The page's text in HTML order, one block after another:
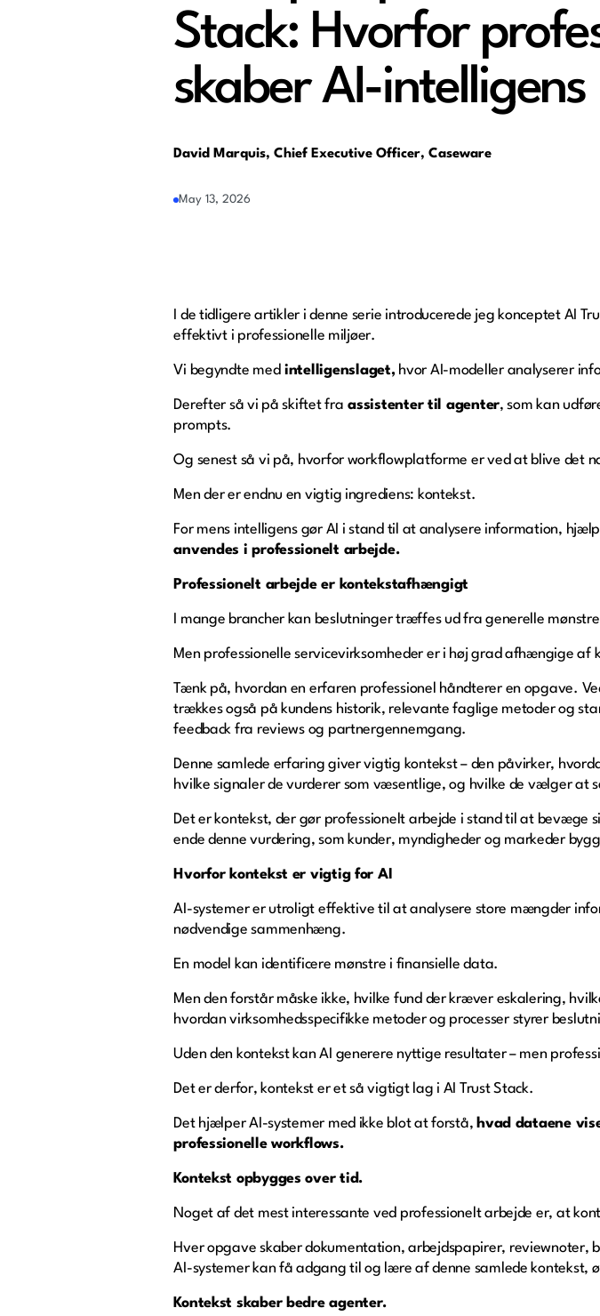
Stack: Hvorfor
skaber AI-intelligens
David Marquis, Chief Executive Officer, Caseware
May 13, 2026
I de tidligere artikler i denne serie introducerede jeg konceptet AI
effektivt i professionelle miljøer.
Vi begyndte med intelligenslaget, hvor AI-modeller analyserer
Derefter så vi på skiftet fra assistenter til agenter, som kan
prompts.
Og senest så vi på, hvorfor workflowplatforme er ved at blive det
Men der er endnu en vigtig ingrediens: kontekst.
For mens intelligens gør AI i stand til at analysere information,
anvendes i professionelt arbejde.
Professionelt arbejde er kontekstafhængigt
I mange brancher kan beslutninger træffes ud fra generelle
Men professionelle servicevirksomheder er i høj grad afhængige af
Tænk på, hvordan en erfaren professionel håndterer en opgave.
trækkes også på kundens historik, relevante faglige metoder og
feedback fra reviews og partnergennemgang.
Denne samlede erfaring giver vigtig kontekst – den påvirker,
hvilke signaler de vurderer som væsentlige, og hvilke de vælger at
Det er kontekst, der gør professionelt arbejde i stand til at bevæge
ende denne vurdering, som kunder, myndigheder og markeder
Hvorfor kontekst er vigtig for AI
AI-systemer er utroligt effektive til at analysere store mængder
nødvendige sammenhæng.
En model kan identificere mønstre i finansielle data.
Men den forstår måske ikke, hvilke fund der kræver eskalering,
hvordan virksomhedsspecifikke metoder og processer styrer
Uden den kontekst kan AI generere nyttige resultater – men
Det er derfor, kontekst er et så vigtigt lag i AI Trust Stack.
Det hjælper AI-systemer med ikke blot at forstå, hvad dataene
professionelle workflows.
Kontekst opbygges over tid.
Noget af det mest interessante ved professionelt arbejde er, at
Hver opgave skaber dokumentation, arbejdspapirer,
AI-systemer kan få adgang til og lære af denne samlede kontekst,
Kontekst skaber bedre agenter.